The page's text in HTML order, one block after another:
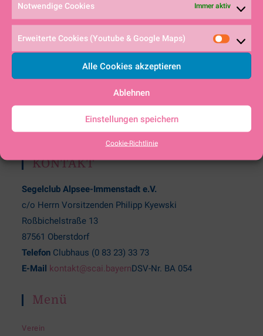
Notwendige Cookies Immer aktiv
Erweiterte Cookies (Youtube & Google Maps)
Alle Cookies akzeptieren
Ablehnen
Einstellungen speichern
Cookie-Richtlinie
Segelveranstaltungen in Polen, die jedes Jahr im
Juli in der Danziger Bucht ausgetragen werden. Im
Laufe eines 16-tägigen Zyklus starten rund 800…
Weiterlesen
KONTAKT
Segelclub Alpsee-Immenstadt e.V.
c/o Herrn Vorsitzenden Philipp Kyewski
Roßbichelstraße 13
87561 Oberstdorf
Telefon Clubhaus (0 83 23) 33 73
E-Mail kontakt@scai.bayernDSV-Nr. BA 054
Menü
Verein